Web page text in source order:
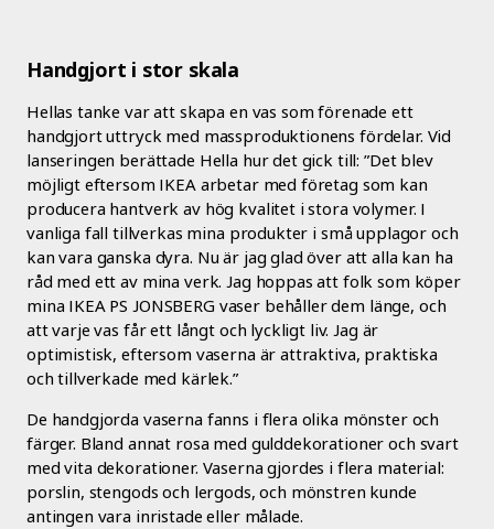
Handgjort i stor skala
Hellas tanke var att skapa en vas som förenade ett
handgjort uttryck med massproduktionens fördelar. Vid
lanseringen berättade Hella hur det gick till: ”Det blev
möjligt eftersom IKEA arbetar med företag som kan
producera hantverk av hög kvalitet i stora volymer. I
vanliga fall tillverkas mina produkter i små upplagor och
kan vara ganska dyra. Nu är jag glad över att alla kan ha
råd med ett av mina verk. Jag hoppas att folk som köper
mina IKEA PS JONSBERG vaser behåller dem länge, och
att varje vas får ett långt och lyckligt liv. Jag är
optimistisk, eftersom vaserna är attraktiva, praktiska
och tillverkade med kärlek.”
De handgjorda vaserna fanns i flera olika mönster och
färger. Bland annat rosa med gulddekorationer och svart
med vita dekorationer. Vaserna gjordes i flera material:
porslin, stengods och lergods, och mönstren kunde
antingen vara inristade eller målade.